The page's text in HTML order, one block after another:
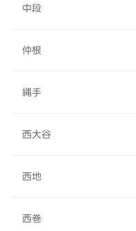
中段
仲根
縄手
西大谷
西地
西巻